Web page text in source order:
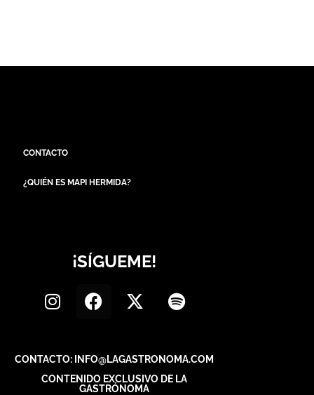
CONTACTO
¿QUIÉN ES MAPI HERMIDA?
¡SÍGUEME!
CONTACTO: INFO@LAGASTRONOMA.COM
CONTENIDO EXCLUSIVO DE LA
GASTRÓNOMA